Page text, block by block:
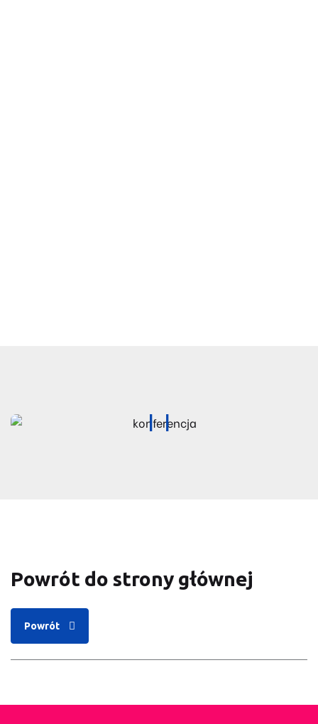
Powrót do strony głównej
Powrót